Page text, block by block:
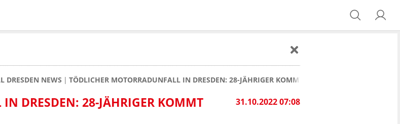
DRESDEN NEWS TÖDLICHER MOTORRADUNFALL IN DRESDEN: 28-JÄHRIGER KOMMT UMS LEBEN
31.10.2022 07:08
DRESDEN: 28-JÄHRIGER KOMMT